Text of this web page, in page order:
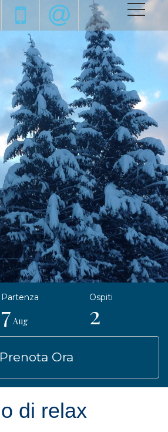
E RELAX
7 Aug 2
Prenota Ora
di relax